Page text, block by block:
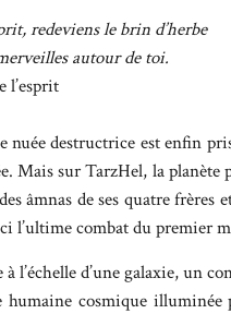
redeviens le brin d’herbe
autour de toi.
l’esprit
destructrice est enfin
Mais sur TarzHel, la planète
âmnas de ses quatre
l’ultime combat du premier
l’échelle d’une galaxie, un
humaine cosmique